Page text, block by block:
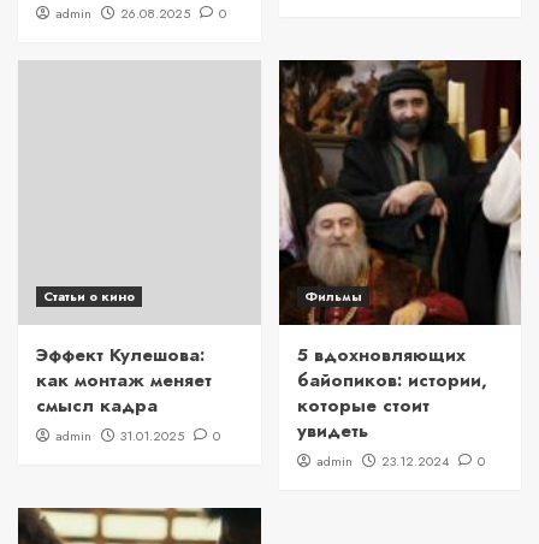
admin 26.08.2025 0
Статьи о кино
Эффект Кулешова:
как монтаж меняет
смысл кадра
admin 31.01.2025 0
Фильмы
5 вдохновляющих
байопиков: истории,
которые стоит
увидеть
admin 23.12.2024 0